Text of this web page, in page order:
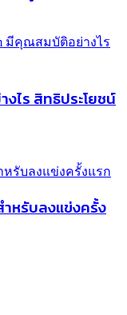
ร สิทธิประโยชน์
หรับลงแข่งครั้ง